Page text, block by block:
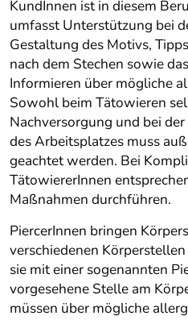
KundInnen ist in diesem
umfasst Unterstützung bei
Gestaltung des Motivs,
nach dem Stechen sowie
Informieren über mögliche
Sowohl beim Tätowieren
Nachversorgung und bei
des Arbeitsplatzes muss
geachtet werden. Bei
TätowiererInnen
Maßnahmen durchführen.
PiercerInnen bringen
verschiedenen
sie mit einer sogenannten
vorgesehene Stelle am
müssen über mögliche